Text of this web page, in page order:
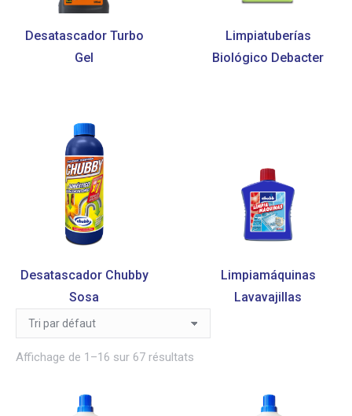
Desatascador Turbo
Gel
Limpiatuberías
Biológico Debacter
Desatascador Chubby
Sosa
Limpiamáquinas
Lavavajillas
Affichage de 1–16 sur 67 résultats